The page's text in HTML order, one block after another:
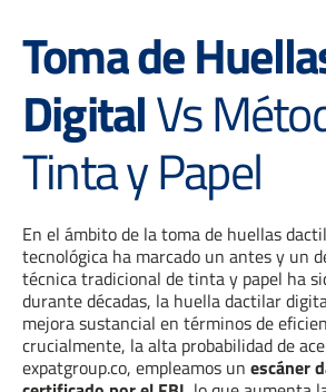
Toma de
DigitalVs
Tinta y Papel
En el ámbito de la toma de huellas
tecnológica ha marcado un antes y un
técnica tradicional de tinta y papel ha
durante décadas, la huella dactilar
mejora sustancial en términos de
crucialmente, la alta probabilidad de
expatgroup.co, empleamos un escáner